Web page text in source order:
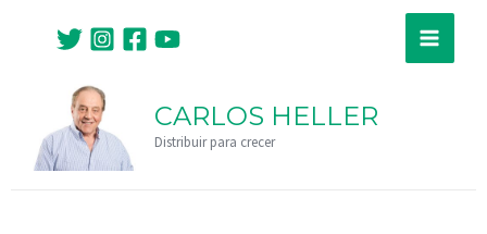
contenido
Main
CARLOS HELLER
Distribuir para crecer